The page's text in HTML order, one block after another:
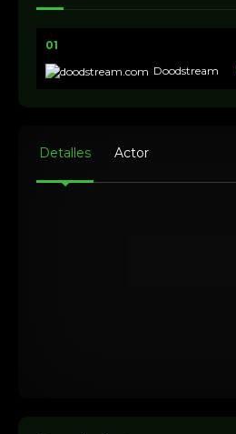
01
Doodstream
Detalles Actor